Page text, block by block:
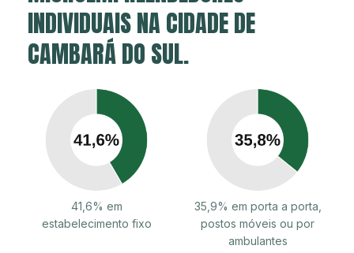
INDIVIDUAIS NA CIDADE DE
CAMBARÁ DO SUL.
41,6% em
estabelecimento fixo
35,9% em porta a porta,
postos móveis ou por
ambulantes